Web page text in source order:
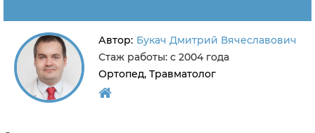
Автор: Букач Дмитрий Вячеславович
Стаж работы: с 2004 года
Ортопед, Травматолог